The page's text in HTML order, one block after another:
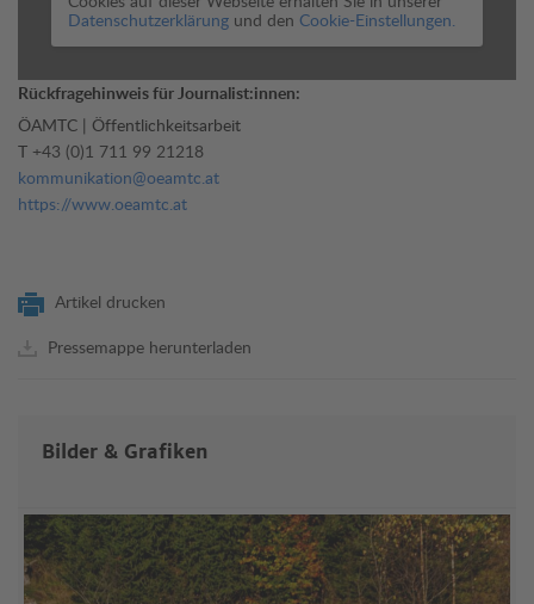
Datenschutzerklärung und den Cookie-Einstellungen.
Rückfragehinweis für Journalist:innen:
ÖAMTC | Öffentlichkeitsarbeit
T +43 (0)1 711 99 21218
kommunikation@oeamtc.at
https://www.oeamtc.at
Artikel drucken
Pressemappe herunterladen
Bilder & Grafiken